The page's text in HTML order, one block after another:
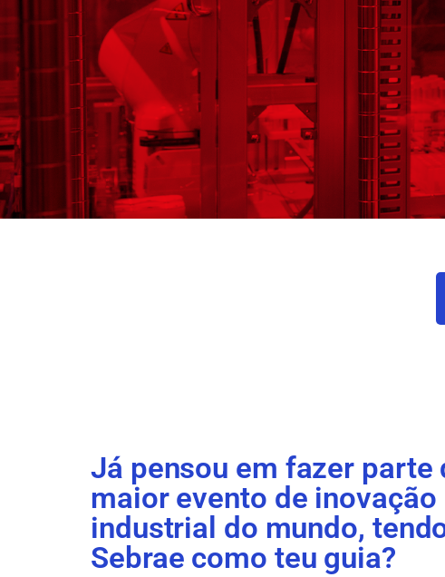
Já pensou em fazer parte
maior evento de inovação
industrial do mundo,
Sebrae como teu guia?